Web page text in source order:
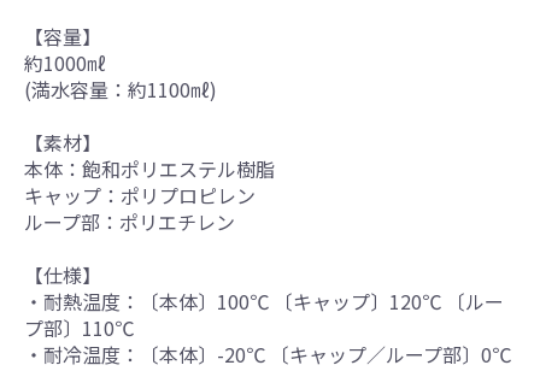
【容量】
約1000㎖
(満水容量：約1100㎖)
【素材】
本体：飽和ポリエステル樹脂
キャップ：ポリプロピレン
ループ部：ポリエチレン
【仕様】
・耐熱温度：〔本体〕100℃ 〔キャップ〕120℃ 〔ルー
プ部〕110℃
・耐冷温度：〔本体〕-20℃ 〔キャップ／ループ部〕0℃